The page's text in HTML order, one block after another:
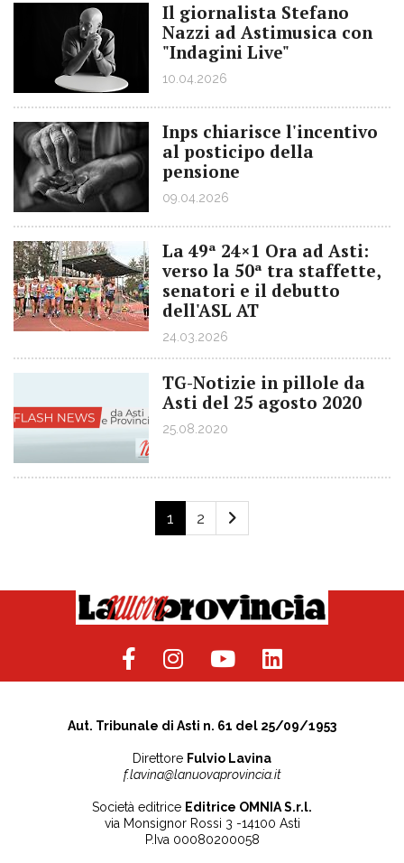
Il giornalista Stefano
Nazzi ad Astimusica con
"Indagini Live"
10.04.2026
Inps chiarisce l'incentivo
al posticipo della
pensione
09.04.2026
La 49ª 24×1 Ora ad Asti:
verso la 50ª tra staffette,
senatori e il debutto
dell'ASL AT
24.03.2026
TG-Notizie in pillole da
Asti del 25 agosto 2020
25.08.2020
1 2
Aut. Tribunale di Asti n. 61 del 25/09/1953
Direttore Fulvio Lavina
f.lavina@lanuovaprovincia.it
Società editrice Editrice OMNIA S.r.l.
via Monsignor Rossi 3 -14100 Asti
P.Iva 00080200058